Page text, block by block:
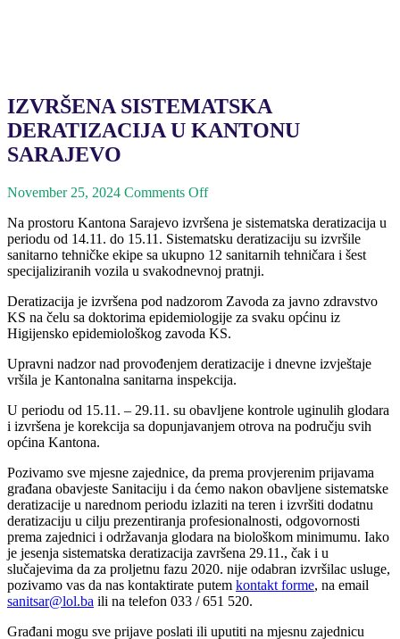
IZVRŠENA SISTEMATSKA
DERATIZACIJA U KANTONU
SARAJEVO
November 25, 2024 Comments Off
Na prostoru Kantona Sarajevo izvršena je sistematska deratizacija u
periodu od 14.11. do 15.11. Sistematsku deratizaciju su izvršile
sanitarno tehničke ekipe sa ukupno 12 sanitarnih tehničara i šest
specijaliziranih vozila u svakodnevnoj pratnji.
Deratizacija je izvršena pod nadzorom Zavoda za javno zdravstvo
KS na čelu sa doktorima epidemiologije za svaku općinu iz
Higijensko epidemiološkog zavoda KS.
Upravni nadzor nad provođenjem deratizacije i dnevne izvještaje
vršila je Kantonalna sanitarna inspekcija.
U periodu od 15.11. – 29.11. su obavljene kontrole uginulih glodara
i izvršena je korekcija sa dopunjavanjem otrova na području svih
općina Kantona.
Pozivamo sve mjesne zajednice, da prema provjerenim prijavama
građana obavjeste Sanitaciju i da ćemo nakon obavljene sistematske
deratizacije u narednom periodu izlaziti na teren i izvršiti dodatnu
deratizaciju u cilju prezentiranja profesionalnosti, odgovornosti
prema zajednici i održavanja glodara na biološkom minimumu. Iako
je jesenja sistematska deratizacija završena 29.11., čak i u
slučajevima da za proljetnu fazu 2020. nije odabran izvršilac usluge,
pozivamo vas da nas kontaktirate putem kontakt forme, na email
sanitsar@lol.ba ili na telefon 033 / 651 520.
Građani mogu sve prijave poslati ili uputiti na mjesnu zajednicu